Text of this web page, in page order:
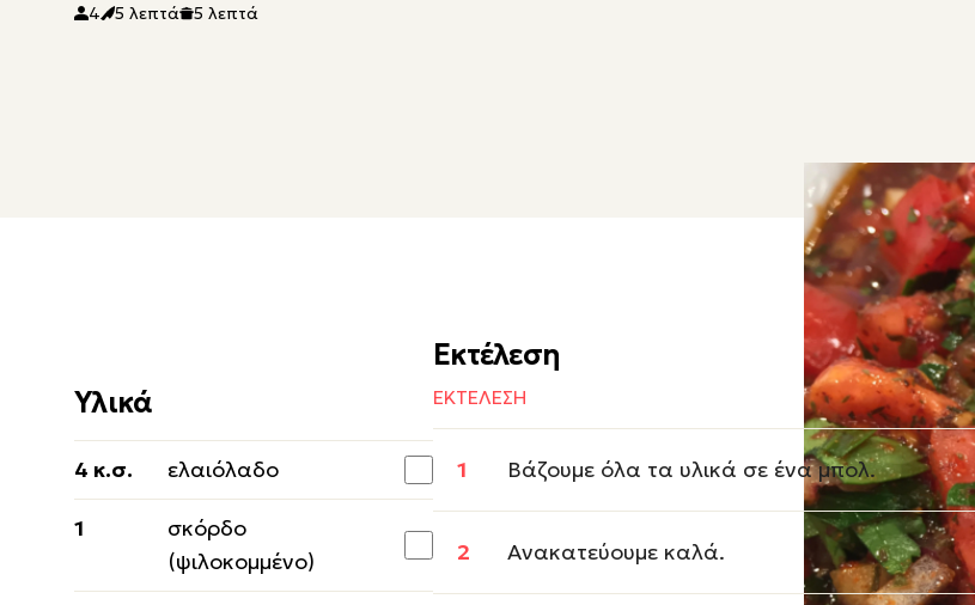
4 5 λεπτά 5 λεπτά
Υλικά
4 κ.σ. ελαιόλαδο
1
σκόρδο
(ψιλοκομμένο)
Εκτέλεση
ΕΚΤΕΛΕΣΗ
Βάζουμε όλα τα υλικά σε ένα μπολ.
Ανακατεύουμε καλά.